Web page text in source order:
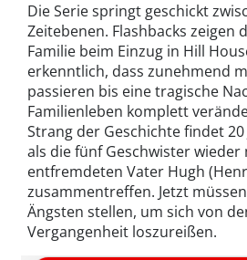
Die Serie springt geschickt
Zeitebenen. Flashbacks zeigen
Familie beim Einzug in Hill
erkenntlich, dass zunehmend
passieren bis eine tragische
Familienleben komplett
Strang der Geschichte findet
als die fünf Geschwister
entfremdeten Vater Hugh
zusammentreffen. Jetzt
Ängsten stellen, um sich von
Vergangenheit loszureißen.